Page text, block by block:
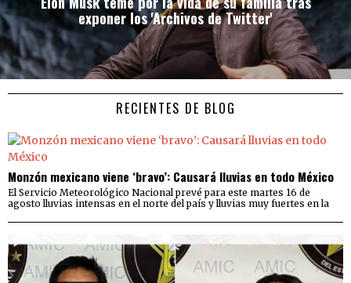
exponer los 'Archivos de Twitter'
RECIENTES DE BLOG
Monzón mexicano viene ‘bravo’: Causará lluvias en todo México
El Servicio Meteorológico Nacional prevé para este martes 16 de
agosto lluvias intensas en el norte del país y lluvias muy fuertes en la